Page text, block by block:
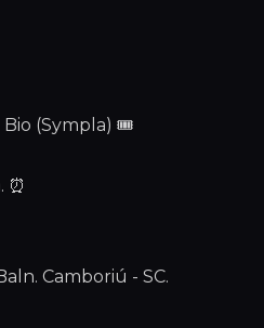
(Sympla) 🎟️
⏰
Camboriú - SC.